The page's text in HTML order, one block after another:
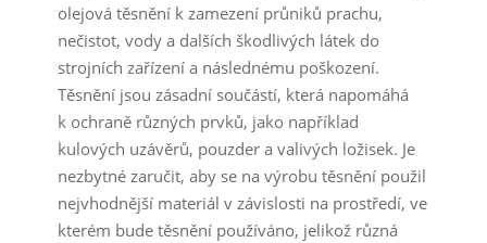
olejová těsnění k zamezení průniků prachu,
nečistot, vody a dalších škodlivých látek do
strojních zařízení a následnému poškození.
Těsnění jsou zásadní součástí, která napomáhá
k ochraně různých prvků, jako například
kulových uzávěrů, pouzder a valivých ložisek. Je
nezbytné zaručit, aby se na výrobu těsnění použil
nejvhodnější materiál v závislosti na prostředí, ve
kterém bude těsnění používáno, jelikož různá